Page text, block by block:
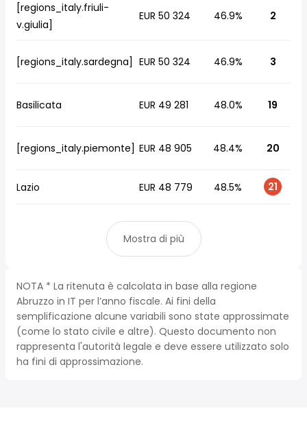
[regions_italy.friuli-
v.giulia]
EUR 50 324 46.9% 2
[regions_italy.sardegna] EUR 50 324 46.9% 3
Basilicata EUR 49 281 48.0% 19
[regions_italy.piemonte] EUR 48 905 48.4% 20
Lazio EUR 48 779 48.5% 21
Mostra di più
NOTA * La ritenuta è calcolata in base alla regione
Abruzzo in IT per l’anno fiscale. Ai fini della
semplificazione alcune variabili sono state approssimate
(come lo stato civile e altre). Questo documento non
rappresenta l'autorità legale e deve essere utilizzato solo
ha fini di approssimazione.